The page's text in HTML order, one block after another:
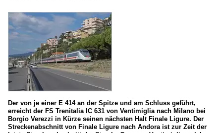
Der von je einer E 414 an der Spitze und am Schluss geführt,
erreicht der FS Trenitalia IC 631 von Ventimiglia nach Milano bei
Borgio Verezzi in Kürze seinen nächsten Halt Finale Ligure. Der
Streckenabschnitt von Finale Ligure nach Andora ist zur Zeit der